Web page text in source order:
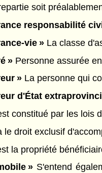
soit
responsabilité
vie »La classe
»Personne assurée
»La personne qui
d'État
constitué par les lois
le droit exclusif
la propriété
»S'entend